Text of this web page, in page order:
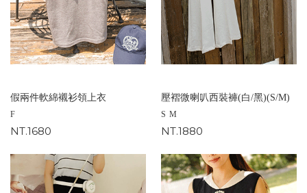
假兩件軟綿襯衫領上衣
F
NT.1680
壓褶微喇叭西裝褲(白/黑)(S/M)
S M
NT.1880